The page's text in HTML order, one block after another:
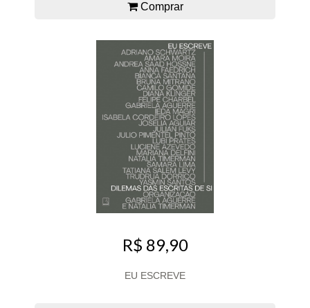
Comprar
R$ 89,90
EU ESCREVE